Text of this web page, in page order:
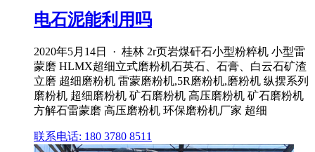
电石泥能利用吗
2020年5月14日 · 桂林 2r页岩煤矸石小型粉粹机 小型雷
蒙磨 HLMX超细立式磨粉机石英石、石膏、白云石矿渣
立磨 超细磨粉机 雷蒙磨粉机,5R磨粉机,磨粉机 纵摆系列
磨粉机 超细磨粉机 矿石磨粉机 高压磨粉机 矿石磨粉机
方解石雷蒙磨 高压磨粉机 环保磨粉机厂家 超细
联系电话: 180 3780 8511